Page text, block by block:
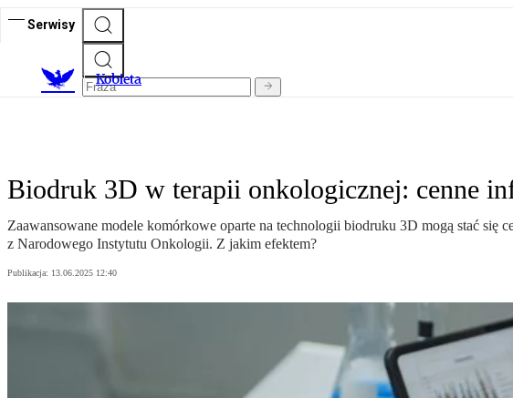
Serwisy
Kobieta
Biodruk 3D w terapii onkologicznej: cenne
Zaawansowane modele komórkowe oparte na technologii biodruku 3D mogą stać się
z Narodowego Instytutu Onkologii. Z jakim efektem?
Publikacja: 13.06.2025 12:40